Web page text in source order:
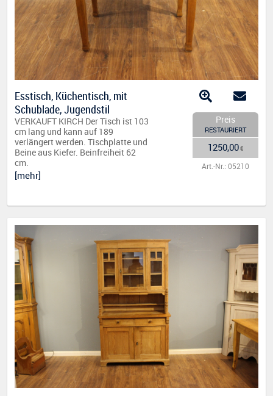
Esstisch, Küchentisch, mit
Schublade, Jugendstil
VERKAUFT KIRCH Der Tisch ist 103
cm lang und kann auf 189
verlängert werden. Tischplatte und
Beine aus Kiefer. Beinfreiheit 62
cm.
[mehr]
Preis
RESTAURIERT
1250,00€
Art.-Nr.: 05210